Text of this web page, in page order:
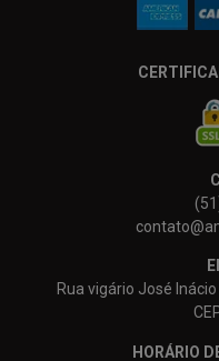
Rua vigário José
HORÁRIO